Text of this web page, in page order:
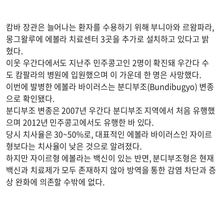
캄바 장관은 늘어나는 환자를 수용하기 위해 부니아와 르왐파라,
몽그왈루에 에볼라 치료센터 3곳을 추가로 설치하고 있다고 밝
혔다.
이웃 우간다에서도 지난주 민주콩고인 2명이 확진돼 우간다 수
도 캄팔라의 병원에 입원했으며 이 가운데 한 명은 사망했다.
이번에 발병한 에볼라 바이러스는 분디부조(Bundibugyo) 변종
으로 확인됐다.
분디부조 변종은 2007년 우간다 분디부조 지역에서 처음 유행했
으며 2012년 민주콩고에서도 유행한 바 있다.
당시 치사율은 30~50%로, 대표적인 에볼라 바이러스인 자이르
형보다는 치사율이 낮은 것으로 알려졌다.
하지만 자이르형 에볼라는 백신이 있는 반면, 분디부조형은 현재
백신과 치료제가 모두 존재하지 않아 방역을 통한 감염 차단과 증
상 완화에 의존할 수밖에 없다.